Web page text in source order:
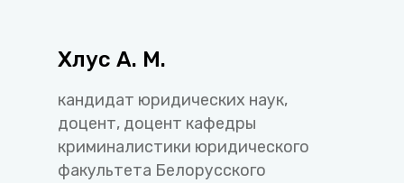
Хлус А. М.
кандидат юридических наук,
доцент, доцент кафедры
криминалистики юридического
факультета Белорусского